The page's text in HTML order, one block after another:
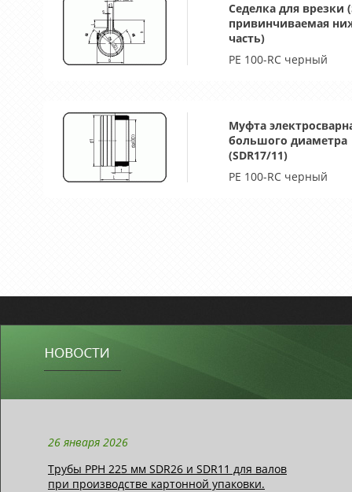
Седелка для врезки
привинчиваемая
часть)
PE 100-RC черный
Муфта
большого диаметра
(SDR17/11)
PE 100-RC черный
26 января 2026
Трубы РРН 225 мм SDR26 и SDR11 для валов
при производстве картонной упаковки.